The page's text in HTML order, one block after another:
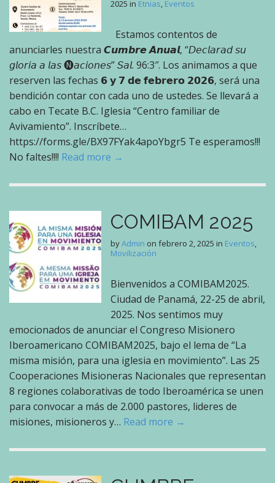
2025 in Etnias, Eventos
Estamos contentos de
anunciarles nuestra 𝘾𝙪𝙢𝙗𝙧𝙚 𝘼𝙣𝙪𝙖𝙡, “𝘋𝘦𝘤𝘭𝘢𝘳𝘢𝘥 𝘴𝘶
𝘨𝘭𝘰𝘳𝘪𝘢 𝘢 𝘭𝘢𝘴 🅝𝘢𝘤𝘪𝘰𝘯𝘦𝘴” 𝘚𝘢𝘭. 96:3″. Los animamos a que
reserven las fechas 𝟲 𝘆 𝟳 𝗱𝗲 𝗳𝗲𝗯𝗿𝗲𝗿𝗼 𝟮𝟬𝟮𝟲, será una
bendición contar con cada uno de ustedes. Se llevará a
cabo en Tecate B.C. Iglesia “Centro familiar de
Avivamiento”. Inscríbete…
https://forms.gle/BX97FYak4apoYbgr5 Te esperamos!!!
No faltes!!!! Read more →
COMIBAM 2025
byAdmin on febrero 2, 2025 in Eventos,
Movilización
Bienvenidos a COMIBAM2025.
Ciudad de Panamá, 22-25 de abril,
2025. Nos sentimos muy
emocionados de anunciar el Congreso Misionero
Iberoamericano COMIBAM2025, bajo el lema de “La
misma misión, para una iglesia en movimiento”. Las 25
Cooperaciones Misioneras Nacionales que representan
8 regiones colaborativas de todo Iberoamérica se unen
para convocar a más de 2.000 pastores, lideres de
misiones, misioneros y… Read more →